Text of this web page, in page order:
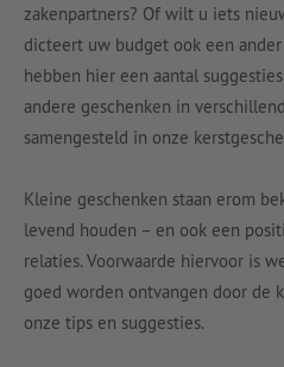
zakenpartners? Of wilt u iets
dicteert uw budget ook een
hebben hier een aantal
andere geschenken in
samengesteld in onze
Kleine geschenken staan erom
levend houden – en ook een
relaties. Voorwaarde hiervoor is
goed worden ontvangen door de
onze tips en suggesties.